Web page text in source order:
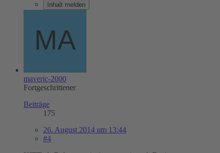
Inhalt melden
maveric-2000
Fortgeschrittener
Beiträge
175
26. August 2014 um 13:44
#4